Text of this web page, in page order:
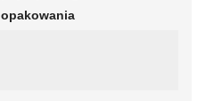
opakowania